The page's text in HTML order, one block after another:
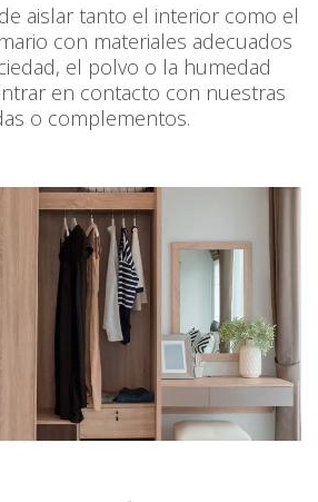
aislar tanto el interior como el
con materiales adecuados
el polvo o la humedad
en contacto con nuestras
o complementos.